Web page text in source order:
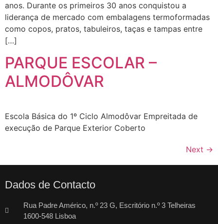
anos. Durante os primeiros 30 anos conquistou a
liderança de mercado com embalagens termoformadas
como copos, pratos, tabuleiros, taças e tampas entre
[…]
PARQUE ESCOLAR –
ALMODÔVAR
Escola Básica do 1º Ciclo Almodôvar Empreitada de
execução de Parque Exterior Coberto
Next →
Dados de Contacto
Rua Padre Américo, n.º 23 G, Escritório n.º 3 Telheiras
1600-548 Lisboa